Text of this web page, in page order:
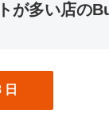
が多い店の